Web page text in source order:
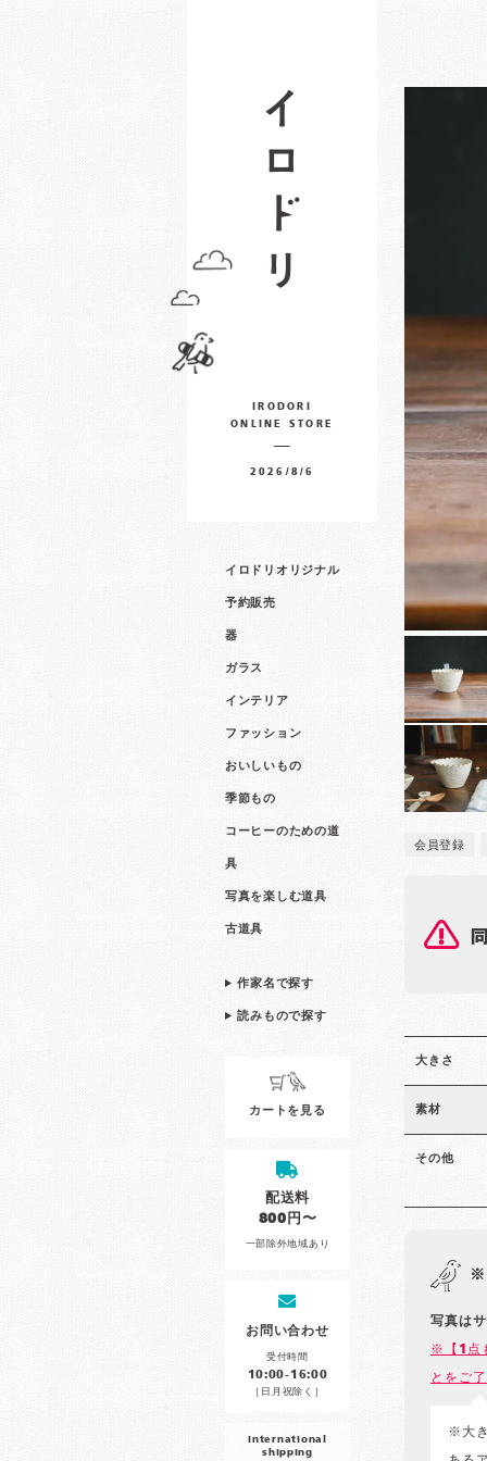
IRODORI
ONLINE STORE
2026/8/6
イロドリオリジナル
予約販売
器
ガラス
インテリア
ファッション
おいしいもの
季節もの
コーヒーのための道
具
写真を楽しむ道具
古道具
作家名で探す
読みもので探す
カートを見る
配送料
800円〜
一部除外地域あり
お問い合わせ
受付時間
10:00-16:00
［日月祝除く］
international
shipping
会員登録
大きさ
素材
その他
※
写真は
※【1点
とをご
※大